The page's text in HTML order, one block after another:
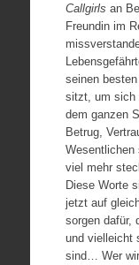
Callgirls an
Freundin im
seinen
sitzt, um sich
dem ganzen
Betrug,
Wesentlichen
viel mehr
Diese Worte
jetzt auf
sorgen dafür,
und vielleicht
sind… Wer